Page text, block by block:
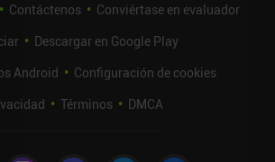
Contáctenos
Conviértase en evaluador
Descargar en Google Play
Android
Configuración de cookies
Términos DMCA